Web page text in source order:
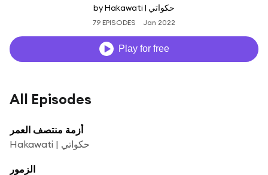
by Hakawati | حكواتي
79 EPISODES Jan 2022
Play for free
All Episodes
أزمة منتصف العمر
Hakawati | حكواتي
الزمور